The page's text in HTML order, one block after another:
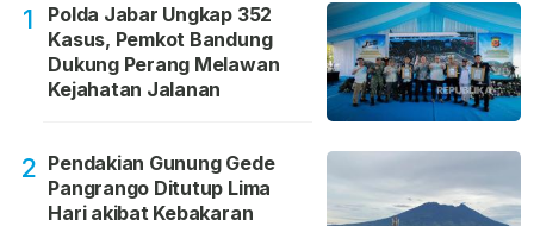
1
Polda Jabar Ungkap 352
Kasus, Pemkot Bandung
Dukung Perang Melawan
Kejahatan Jalanan
2 Pendakian Gunung Gede
Pangrango Ditutup Lima
Hari akibat Kebakaran